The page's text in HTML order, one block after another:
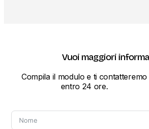
Vuoi maggiori
Compila il modulo e ti contatteremo
entro 24 ore.